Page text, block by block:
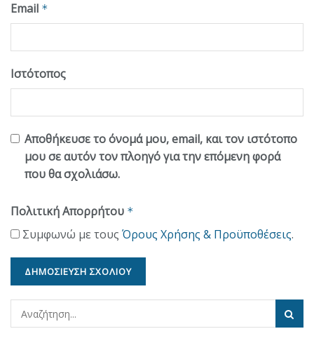
Email *
Ιστότοπος
Αποθήκευσε το όνομά μου, email, και τον ιστότοπο
μου σε αυτόν τον πλοηγό για την επόμενη φορά
που θα σχολιάσω.
Πολιτική Απορρήτου *
Συμφωνώ με τους Όρους Χρήσης & Προϋποθέσεις.